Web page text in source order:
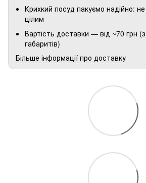
Крихкий посуд пакуємо надійно:
цілим
Вартість доставки — від ~70 грн
габаритів)
Більше інформації про доставку